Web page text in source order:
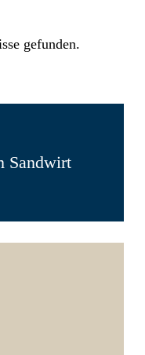
gefunden.
Sandwirt